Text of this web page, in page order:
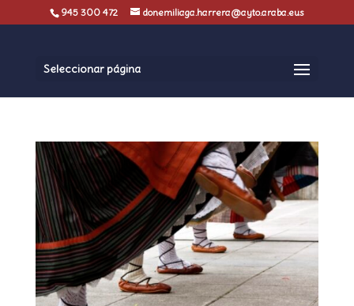
945 300 472 donemiliaga.harrera@ayto.araba.eus
Seleccionar página